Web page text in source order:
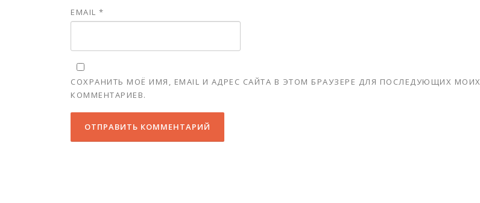
EMAIL *
СОХРАНИТЬ МОЁ ИМЯ, EMAIL И АДРЕС САЙТА В ЭТОМ БРАУЗЕРЕ ДЛЯ ПОСЛЕДУЮЩИХ МОИХ
КОММЕНТАРИЕВ.